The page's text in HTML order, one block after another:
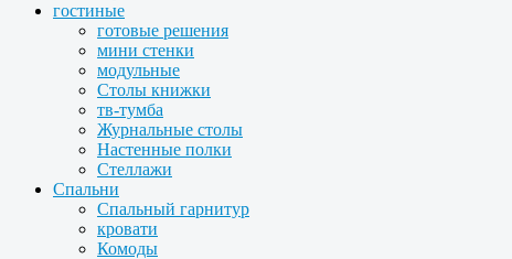
гостиные
готовые решения
мини стенки
модульные
Столы книжки
тв-тумба
Журнальные столы
Настенные полки
Стеллажи
Спальни
Спальный гарнитур
кровати
Комоды